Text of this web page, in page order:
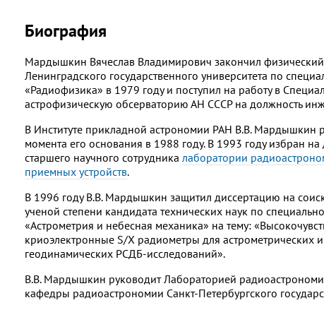
Биография
Мардышкин Вячеслав Владимирович закончил физический
Ленинградского государственного университета по
«Радиофизика» в 1979 году и поступил на работу в
астрофизическую обсерваторию АН СССР на должность
В Институте прикладной астрономии РАН В.В. Мардышкин
момента его основания в 1988 году. В 1993 году избран на
старшего научного сотрудника лаборатории
приемных устройств.
В 1996 году В.В. Мардышкин защитил диссертацию на
ученой степени кандидата технических наук по
«Астрометрия и небесная механика» на тему:
криоэлектронные S/X радиометры для астрометрических и
геодинамических РСДБ-исследований».
В.В. Мардышкин руководит Лабораторией
кафедры радиоастрономии Санкт-Петербургского